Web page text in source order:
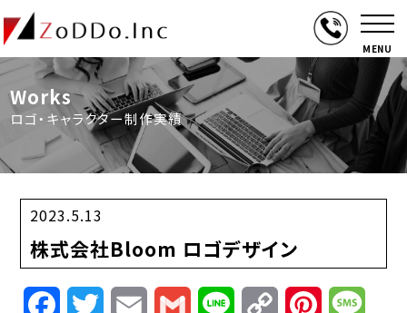
MENU
Works
ロゴ・キャラクター制作実績
2023.5.13
株式会社Bloom ロゴデザイン
FacebookTwitterEmail Gmail Line
Copy
Pinterest